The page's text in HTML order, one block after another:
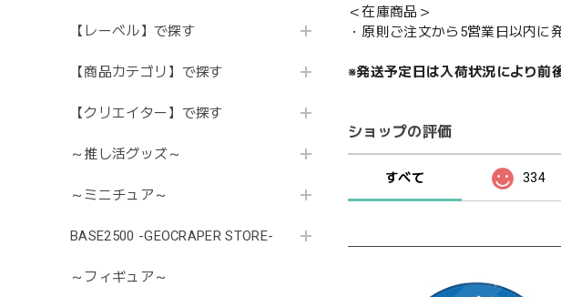
【レーベル】で探す
【商品カテゴリ】で探す
【クリエイター】で探す
～推し活グッズ～
～ミニチュア～
BASE2500 -GEOCRAPER STORE-
～フィギュア～
＜在庫商品＞
・原則ご注文から5営業日以内に
※発送予定日は入荷状況により前
ショップの評価
すべて 334